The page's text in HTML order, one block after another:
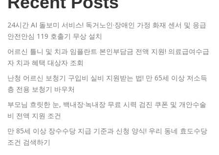
24시간 AI 돌보미 서비스! 독거노인·장애인 가정 화재 센서 및 응급
안전안심 119 호출기 무상 설치
어르신 틀니 및 치과 임플란트 본인부담금 전액 지원! 의료급여수급
자 치과 혜택 대상자 조회
난청 어르신 보청기 구입비 실비 지원받는 법! 만 65세 이상 저소득
층 전용 보청기 바우처
부모님 흐릿한 눈, 백내장·녹내장 무료 시력 검진 쿠폰 및 개안수술
비 전액 지원 조건
만 85세 이상 장수수당 지급 기준과 신청 양식! 우리 동네 효도수당
조건 검색하기